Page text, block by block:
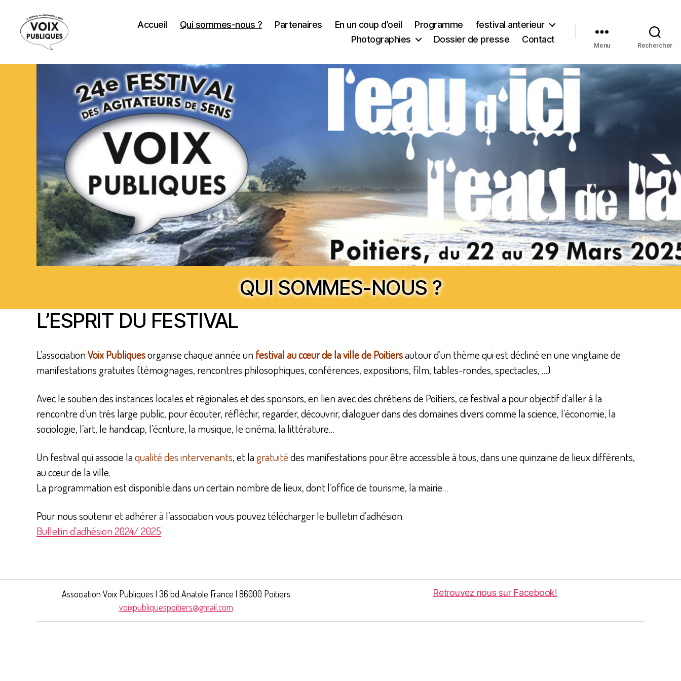
Voix
Accueil Qui sommes-nous ? Partenaires En un coup d’oeil Programme
festival anterieur
Photographies
Dossier de presse Contact
Menu Rechercher
QUI SOMMES-NOUS ?
L’ESPRIT DU FESTIVAL
L’associationVoix Publiquesorganise chaque année un festival au cœur de la ville de Poitiersautour d’un thème qui est décliné en une vingtaine de
manifestations gratuites (témoignages, rencontres philosophiques, conférences, expositions, film, tables-rondes, spectacles, …).
Avec le soutien des instances locales et régionales et des sponsors, en lien avec des chrétiens de Poitiers, ce festival a pour objectif d’aller à la
rencontre d’un très large public, pour écouter, réfléchir, regarder, découvrir, dialoguer dans des domaines divers comme la science, l’économie, la
sociologie, l’art, le handicap, l’écriture, la musique, le cinéma, la littérature…
Un festival qui associe laqualité des intervenants, et la gratuitédes manifestations pour être accessible à tous, dans une quinzaine de lieux différents,
au cœur de la ville.
La programmation est disponible dans un certain nombre de lieux, dont l’office de tourisme, la mairie…
Pour nous soutenir et adhérer à l’association vous pouvez télécharger le bulletin d’adhésion:
Bulletin d’adhésion 2024/ 2025
Association Voix Publiques | 36 bd Anatole France | 86000 Poitiers
voixpubliquespoitiers@gmail.com
Retrouvez nous sur Facebook!